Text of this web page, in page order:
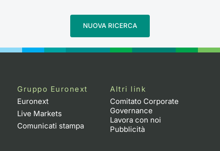
NUOVA RICERCA
Gruppo Euronext
Euronext
Live Markets
Comunicati stampa
Altri link
Comitato Corporate
Governance
Lavora con noi
Pubblicità